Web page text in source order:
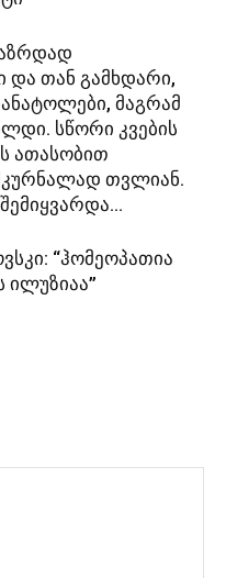
და თან გამხდარი,
მაგრამ
სწორი კვების
ათასობით
თვლიან.
“ჰომეოპათია
ილუზიაა”